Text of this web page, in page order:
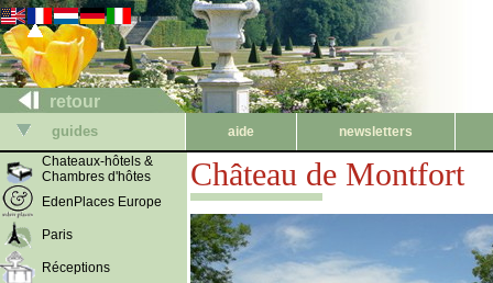
retour
guides aide
newsletters
Chateaux-hôtels &
Chambres d'hôtes
EdenPlaces Europe
Paris
Réceptions
Château de Montfort